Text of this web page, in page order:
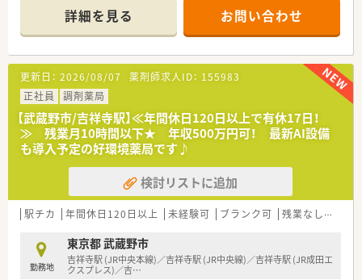
分時間を大切にしたい方に最適な環境ですよ。
＊------------------------------------------＊
【店舗情報と応需状況について】
■吉祥寺駅より徒歩5分のショッピングセンター内に位置してお
り、お仕事帰りやお昼休みにお買い物も楽しめる便利な立地で
す。
■眼科や皮膚科、耳鼻科をメインに応需しており、特に眼科は新
患率が高いため、症例を通じたスキルアップが期待できる店舗で
す。
■駅チカの立地を活かして大学病院などの広域処方も受け付け
ており、1日約50枚の処方箋を少人数の体制で丁寧に対応してい
【募集背景と求める人物像について】
ており、経験よりも誠実さや柔軟性といったお人柄を最優先して
います。
■代表自らが面接を行い人間性を重視して判断するため、謙虚な
詳細を見る お問い合わせ
更新日： 2026/08/07 薬剤師求人ID： 155983
正社員
調剤薬局
【武蔵野市/吉祥寺駅】≪年間休日120日以上で有休17日！
≫ 残業月10時間以下★ 年収500万円可！ 最新AI設備
も導入予定の好環境薬局です♪
検討リストに追加
駅チカ 年間休日120日以上 未経験可 ブランク可 残業なし(ほぼなし含む)
勤務地
東京都 武蔵野市
吉祥寺駅 (JR中央本線)／吉祥寺駅 (JR中央線)／吉祥寺駅 (JR成田エ
クスプレス)／吉…